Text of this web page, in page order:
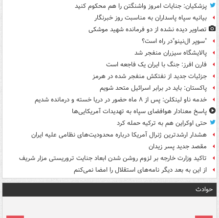
پزشکیان: جنایات امروز واشنگتن را هم محکوم کنید
بیانیه سپاه پاسداران به مناسبت روز خبرنگار
تصاویر دیده‌ نشده از دو فرمانده شهید موشکی
"سوپر ال‌نینو"در راه است؟
پالایشگاه سیزران منفجر شد
فارن افرز: جنگ با ایران یک فاجعه است
جزئیات جدید از نفتکش منفجر شده در هرمز
پاکستان: باید در برابر اسرائیل متحد شویم
خدمه ناو لینکلن: پس از ۸ ماه حضور در دریا خسته و درمانده‌ شدیم
پاسخ معنادار هوافضای سپاه به تهدیدات آمریکایی‌ها
حتی اوکراین هم به ترکیه حمله کرد
هشدار ارشدترین ژنرال آمریکا درباره محدودیت‌های نظامی علیه ایران
مقصد جدید پسر زیدان
تاکید وزارت خارجه بر لزوم روشن شدن ابعاد جنایت تروریستی مزار شریف
از این به بعد دیگر نامه‌های استقلال را امضا نمی‌کنم
حوادث